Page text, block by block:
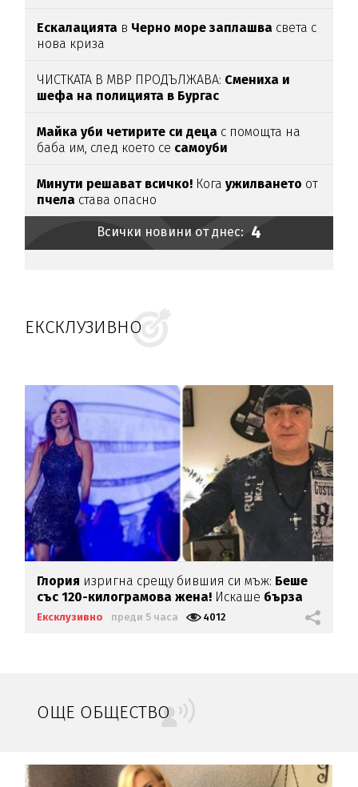
Ескалацията в Черно море заплашва света с
нова криза
ЧИСТКАТА В МВР ПРОДЪЛЖАВА: Смениха и
шефа на полицията в Бургас
Майка уби четирите си деца с помощта на
баба им, след което се самоуби
Минути решават всичко! Когаужилването от
пчела става опасно
Всички новини от днес: 4
ЕКСКЛУЗИВНО
Глория изригна срещу бившия си мъж: Беше
със 120-килограмова жена! Искаше бърза
печалба...
Ексклузивно преди 5 часа 4012
ОЩЕ ОБЩЕСТВО